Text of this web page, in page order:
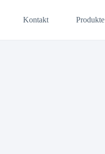
Kontakt Produkte